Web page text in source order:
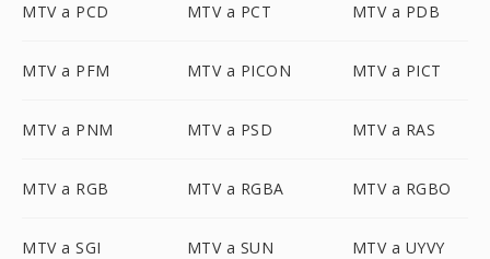
MTV a PCD MTV a PCT MTV a PDB
MTV a PFM MTV a PICON MTV a PICT
MTV a PNM MTV a PSD MTV a RAS
MTV a RGB MTV a RGBA MTV a RGBO
MTV a SGI MTV a SUN MTV a UYVY